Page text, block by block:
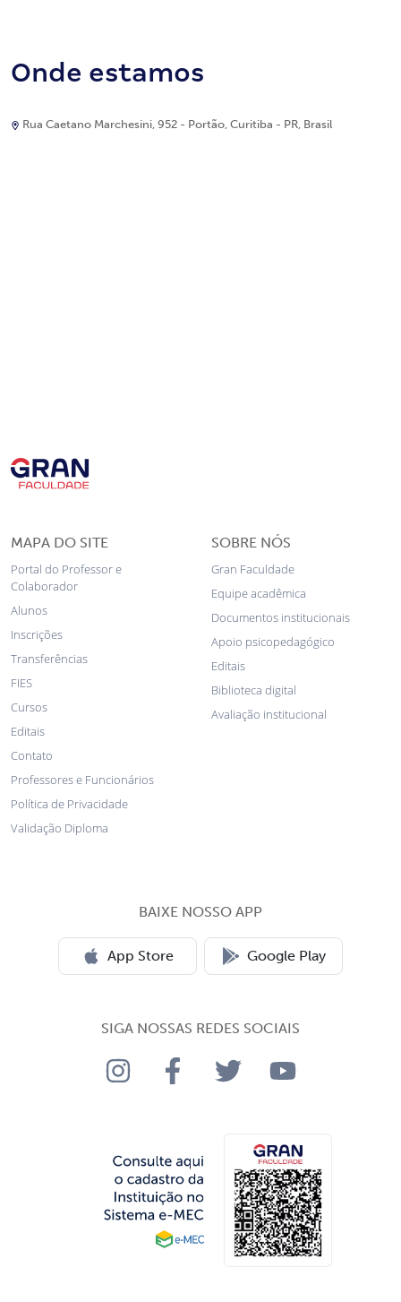
Onde estamos
Rua Caetano Marchesini, 952 - Portão, Curitiba - PR, Brasil
MAPA DO SITE
Portal do Professor e
Colaborador
Alunos
Inscrições
Transferências
FIES
Cursos
Editais
Contato
Professores e Funcionários
Política de Privacidade
Validação Diploma
SOBRE NÓS
Gran Faculdade
Equipe acadêmica
Documentos institucionais
Apoio psicopedagógico
Editais
Biblioteca digital
Avaliação institucional
BAIXE NOSSO APP
App Store Google Play
SIGA NOSSAS REDES SOCIAIS